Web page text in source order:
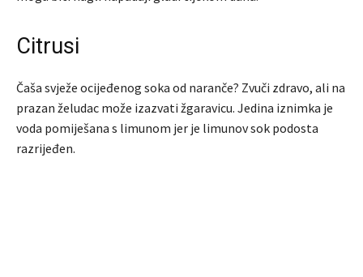
Citrusi
Čaša svježe ocijeđenog soka od naranče? Zvuči zdravo, ali na
prazan želudac može izazvati žgaravicu. Jedina iznimka je
voda pomiješana s limunom jer je limunov sok podosta
razrijeđen.